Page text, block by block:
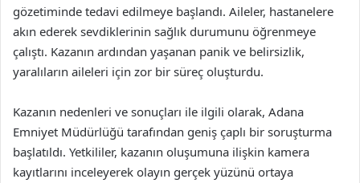
gözetiminde tedavi edilmeye başlandı. Aileler, hastanelere
akın ederek sevdiklerinin sağlık durumunu öğrenmeye
çalıştı. Kazanın ardından yaşanan panik ve belirsizlik,
yaralıların aileleri için zor bir süreç oluşturdu.
Kazanın nedenleri ve sonuçları ile ilgili olarak, Adana
Emniyet Müdürlüğü tarafından geniş çaplı bir soruşturma
başlatıldı. Yetkililer, kazanın oluşumuna ilişkin kamera
kayıtlarını inceleyerek olayın gerçek yüzünü ortaya